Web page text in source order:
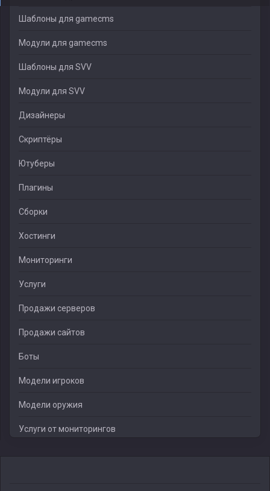
Шаблоны для gamecms
Модули для gamecms
Шаблоны для SVV
Модули для SVV
Дизайнеры
Скриптёры
Ютуберы
Плагины
Сборки
Хостинги
Мониторинги
Услуги
Продажи серверов
Продажи сайтов
Боты
Модели игроков
Модели оружия
Услуги от мониторингов